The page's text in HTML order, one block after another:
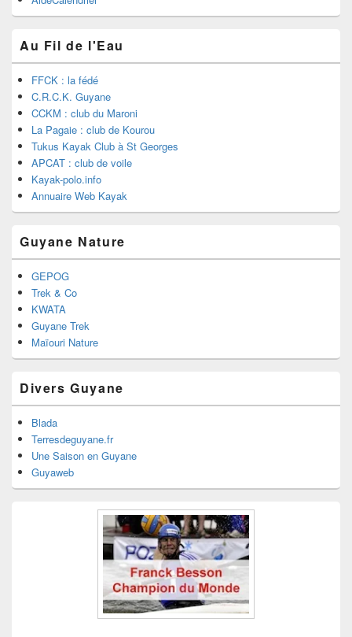
Au Fil de l'Eau
FFCK : la fédé
C.R.C.K. Guyane
CCKM : club du Maroni
La Pagaie : club de Kourou
Tukus Kayak Club à St Georges
APCAT : club de voile
Kayak-polo.info
Annuaire Web Kayak
Guyane Nature
GEPOG
Trek & Co
KWATA
Guyane Trek
Maïouri Nature
Divers Guyane
Blada
Terresdeguyane.fr
Une Saison en Guyane
Guyaweb